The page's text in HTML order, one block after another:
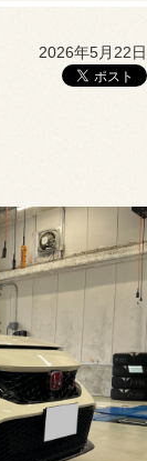
2026年5月22日